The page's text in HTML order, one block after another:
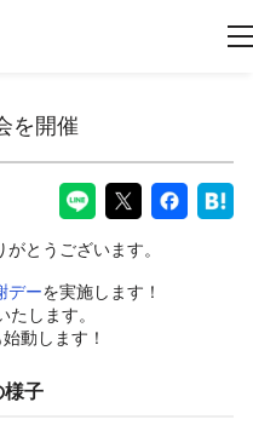
を開催
とうございます。
デーを実施します！
します。
始動します！
様子